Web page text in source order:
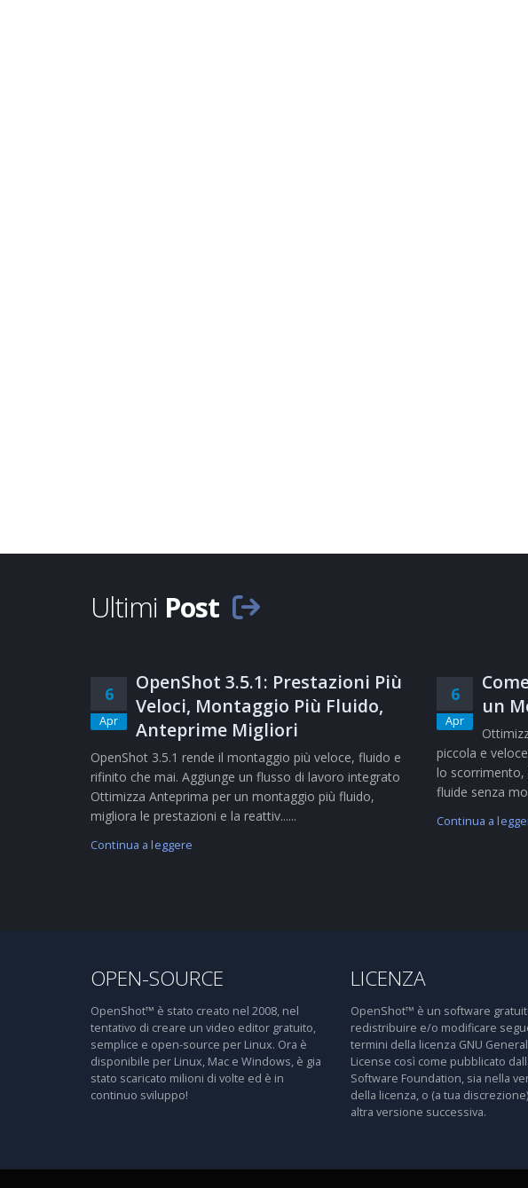
Ultimi Post
6
Apr
OpenShot 3.5.1: Prestazioni Più
Veloci, Montaggio Più Fluido,
Anteprime Migliori
OpenShot 3.5.1 rende il montaggio più veloce, fluido e
rifinito che mai. Aggiunge un flusso di lavoro integrato
Ottimizza Anteprima per un montaggio più fluido,
migliora le prestazioni e la reattiv......
Continua a leggere
6
Apr
un
piccola e
lo scorrimento,
fluide senza
Continua a
OPEN-SOURCE
OpenShot™ è stato creato nel 2008, nel
tentativo di creare un video editor gratuito,
semplice e open-source per Linux. Ora è
disponibile per Linux, Mac e Windows, è gia
stato scaricato milioni di volte ed è in
continuo sviluppo!
LICENZA
OpenShot™ è un software
redistribuire e/o modificare
termini della licenza GNU
License così come pubblicato
Software Foundation, sia nella
della licenza, o (a tua
altra versione successiva.